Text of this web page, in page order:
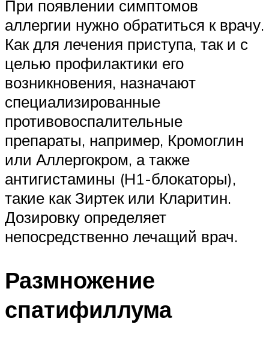
При появлении симптомов
аллергии нужно обратиться к врачу.
Как для лечения приступа, так и с
целью профилактики его
возникновения, назначают
специализированные
противовоспалительные
препараты, например, Кромоглин
или Аллергокром, а также
антигистамины (H1-блокаторы),
такие как Зиртек или Кларитин.
Дозировку определяет
непосредственно лечащий врач.
Размножение
спатифиллума